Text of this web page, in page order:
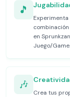
🎵
Experimenta
en
Juego/Game.
🎶
Crea tus